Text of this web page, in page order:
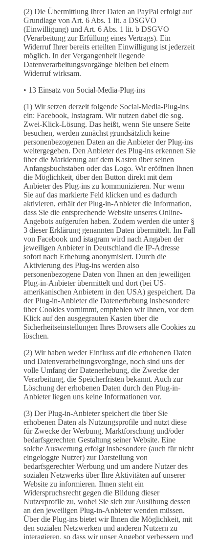
(2) Die Übermittlung Ihrer Daten an PayPal erfolgt auf
Grundlage von Art. 6 Abs. 1 lit. a DSGVO
(Einwilligung) und Art. 6 Abs. 1 lit. b DSGVO
(Verarbeitung zur Erfüllung eines Vertrags). Ein
Widerruf Ihrer bereits erteilten Einwilligung ist jederzeit
möglich. In der Vergangenheit liegende
Datenverarbeitungsvorgänge bleiben bei einem
Widerruf wirksam.
• 13 Einsatz von Social-Media-Plug-ins
(1) Wir setzen derzeit folgende Social-Media-Plug-ins
ein: Facebook, Instagram. Wir nutzen dabei die sog.
Zwei-Klick-Lösung. Das heißt, wenn Sie unsere Seite
besuchen, werden zunächst grundsätzlich keine
personenbezogenen Daten an die Anbieter der Plug-ins
weitergegeben. Den Anbieter des Plug-ins erkennen Sie
über die Markierung auf dem Kasten über seinen
Anfangsbuchstaben oder das Logo. Wir eröffnen Ihnen
die Möglichkeit, über den Button direkt mit dem
Anbieter des Plug-ins zu kommunizieren. Nur wenn
Sie auf das markierte Feld klicken und es dadurch
aktivieren, erhält der Plug-in-Anbieter die Information,
dass Sie die entsprechende Website unseres Online-
Angebots aufgerufen haben. Zudem werden die unter §
3 dieser Erklärung genannten Daten übermittelt. Im Fall
von Facebook und istagram wird nach Angaben der
jeweiligen Anbieter in Deutschland die IP-Adresse
sofort nach Erhebung anonymisiert. Durch die
Aktivierung des Plug-ins werden also
personenbezogene Daten von Ihnen an den jeweiligen
Plug-in-Anbieter übermittelt und dort (bei US-
amerikanischen Anbietern in den USA) gespeichert. Da
der Plug-in-Anbieter die Datenerhebung insbesondere
über Cookies vornimmt, empfehlen wir Ihnen, vor dem
Klick auf den ausgegrauten Kasten über die
Sicherheitseinstellungen Ihres Browsers alle Cookies zu
löschen.
(2) Wir haben weder Einfluss auf die erhobenen Daten
und Datenverarbeitungsvorgänge, noch sind uns der
volle Umfang der Datenerhebung, die Zwecke der
Verarbeitung, die Speicherfristen bekannt. Auch zur
Löschung der erhobenen Daten durch den Plug-in-
Anbieter liegen uns keine Informationen vor.
(3) Der Plug-in-Anbieter speichert die über Sie
erhobenen Daten als Nutzungsprofile und nutzt diese
für Zwecke der Werbung, Marktforschung und/oder
bedarfsgerechten Gestaltung seiner Website. Eine
solche Auswertung erfolgt insbesondere (auch für nicht
eingeloggte Nutzer) zur Darstellung von
bedarfsgerechter Werbung und um andere Nutzer des
sozialen Netzwerks über Ihre Aktivitäten auf unserer
Website zu informieren. Ihnen steht ein
Widerspruchsrecht gegen die Bildung dieser
Nutzerprofile zu, wobei Sie sich zur Ausübung dessen
an den jeweiligen Plug-in-Anbieter wenden müssen.
Über die Plug-ins bietet wir Ihnen die Möglichkeit, mit
den sozialen Netzwerken und anderen Nutzern zu
interagieren, so dass wir unser Angebot verbessern und